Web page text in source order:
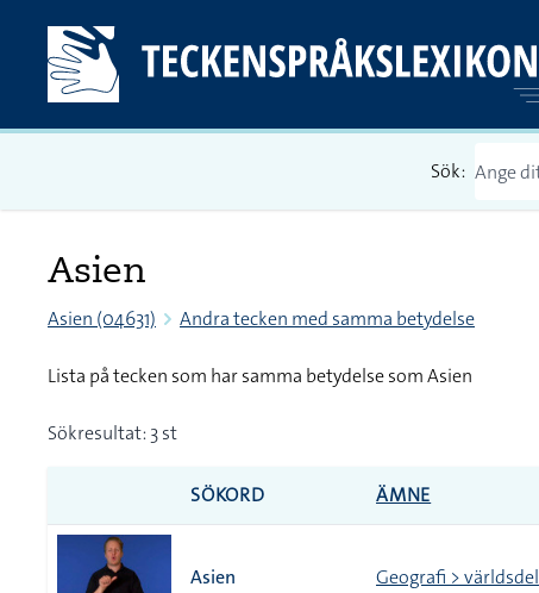
Sök:
Asien
Asien (04631) Andra tecken med samma betydelse
Lista på tecken som har samma betydelse som Asien
Sökresultat: 3 st
SÖKORD ÄMNE
Asien Geografi > världsdel